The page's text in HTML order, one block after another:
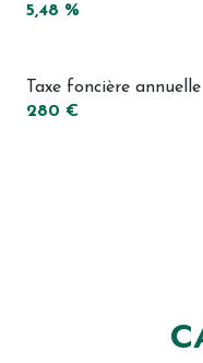
5,48 %
Taxe foncière annuelle
280 €